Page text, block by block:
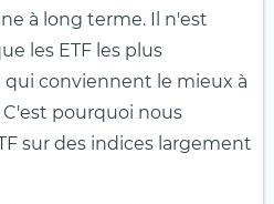
à long terme. Il n'est
les ETF les plus
conviennent le mieux à
pourquoi nous
sur des indices largement